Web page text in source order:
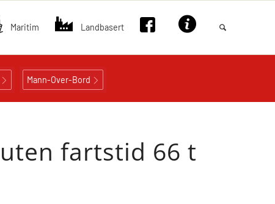
Maritim Landbasert
Mann-Over-Bord
fartstid 66 t